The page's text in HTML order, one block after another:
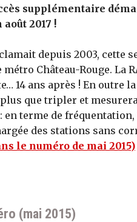
supplémentaire
2017 !
depuis 2003, cette
Château-Rouge. La
14 ans après ! En outre
que tripler et
en terme de
des stations sans
le numéro de mai 2015)
(mai 2015)